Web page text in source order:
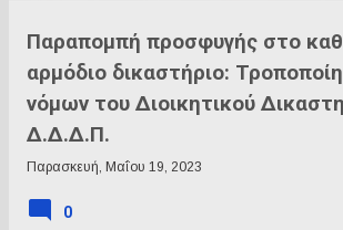
Παραπομπή προσφυγής στο
αρμόδιο δικαστήριο:
νόμων του Διοικητικού
Δ.Δ.Δ.Π.
Παρασκευή, Μαΐου 19, 2023
0